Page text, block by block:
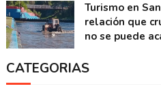
Turismo en
relación que
no se puede
CATEGORIAS